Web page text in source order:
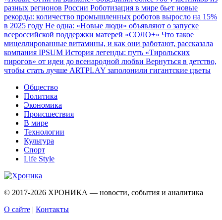
разных регионов России Роботизация в мире бьет новые
рекорды: количество промышленных роботов выросло на 15%
в 2025 году Не одна: «Новые люди» объявляют о запуске
всероссийской поддержки матерей «СОЛО+» Что такое
мицеллированные витамины, и как они работают, рассказала
компания IPSUM История легенды: путь «Тирольских
пирогов» от идеи до всенародной любви Вернуться в детство,
чтобы стать лучше ARTPLAY заполонили гигантские цветы
Общество
Политика
Экономика
Происшествия
В мире
Технологии
Культура
Спорт
Life Style
© 2017-2026 ХРОНИКА — новости, события и аналитика
О сайте | Контакты